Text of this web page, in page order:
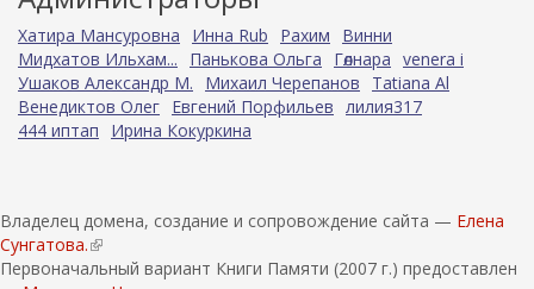
Хатира Мансуровна Инна Rub Рахим
Винни
Мидхатов Ильхам...
Панькова Ольга Гөлнара venera i
Ушаков Александр М.
Михаил Черепанов
Tatiana Al
Венедиктов Олег Евгений Порфильев лилия317
444 иптап
Ирина Кокуркина
Владелец домена, создание и сопровождение сайта — Елена
Сунгатова.(
в
Первоначальный вариант Книги Памяти (2007 г.) предоставлен